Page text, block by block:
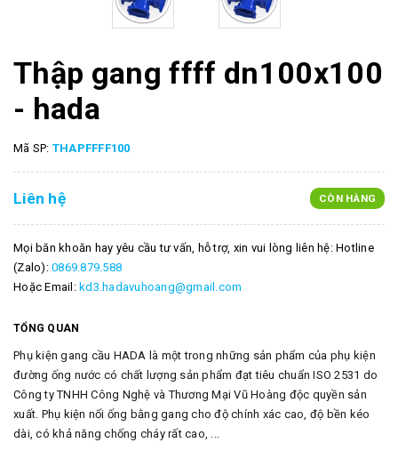
Thập gang ffff dn100x100
- hada
Mã SP: THAPFFFF100
Liên hệ CÒN HÀNG
Mọi băn khoăn hay yêu cầu tư vấn, hỗ trợ, xin vui lòng liên hệ: Hotline
(Zalo): 0869.879.588
Hoặc Email: kd3.hadavuhoang@gmail.com
TỔNG QUAN
Phụ kiện gang cầu HADA là một trong những sản phẩm của phụ kiện
đường ống nước có chất lượng sản phẩm đạt tiêu chuẩn ISO 2531 do
Công ty TNHH Công Nghệ và Thương Mại Vũ Hoàng độc quyền sản
xuất. Phụ kiện nối ống bằng gang cho độ chính xác cao, độ bền kéo
dài, có khả năng chống cháy rất cao, ...